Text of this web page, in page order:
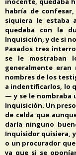
habría de
siquiera le estaba
quedaba con la
Inquisición, y de si
Pasados tres
se le mostraban
generalmente eran
nombres de los
a indentificarlos, lo
— y se le nombraba
Inquisición. Un
de celda que
daría ninguno
Inquisidor quisiera,
o un procurador
ya que si se